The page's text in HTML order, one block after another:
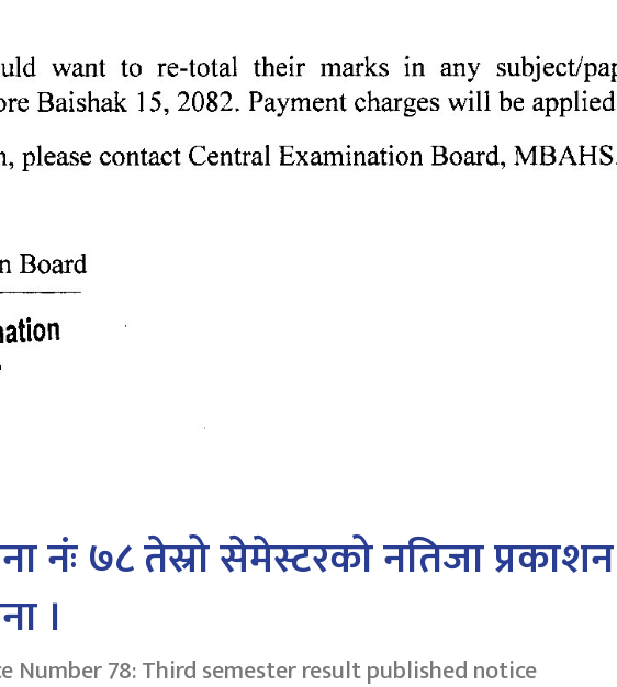
नंः ७८ तेस्रो सेमेस्टरको नतिजा
।
Number 78: Third semester result published notice